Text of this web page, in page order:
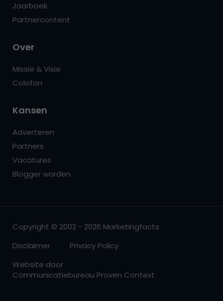
Jaarboek
Partnercontent
Over
Missie & Visie
Colofon
Kansen
Adverteren
Partners
Vacatures
Blogger worden
Copyright © 2002 - 2026 Marketingfacts
Disclaimer
Privacy Policy
Website door
Communicatiebureau Proven Context